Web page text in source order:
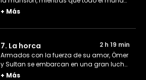
espera la decisión de Celal. Raziye
y planea llevársela de vuelta lo antes
+ Más
7. La horca
2 h 19 min
Armados con la fuerza de su amor, Ömer
y Sultan se embarcan en una gran lucha
para salvar a Merdo. Ante tal
+ Más